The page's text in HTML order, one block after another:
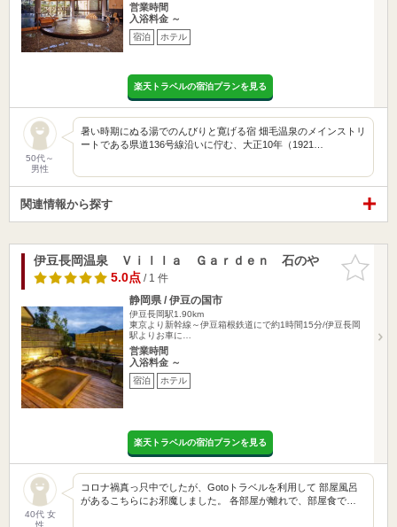
営業時間
入浴料金 ～
宿泊 ホテル
楽天トラベルの宿泊プランを見る
50代～
男性
暑い時期にぬる湯でのんびりと寛げる宿 畑毛温泉のメインストリ
ートである県道136号線沿いに佇む、大正10年（1921…
関連情報から探す
お気に入
りに追加
伊豆長岡温泉 Ｖｉｌｌａ Ｇａｒｄｅｎ 石のや
5.0点/ 1 件
静岡県 / 伊豆の国市
伊豆長岡駅1.90km
東京より新幹線～伊豆箱根鉄道にで約1時間15分/伊豆長岡
駅よりお車に…
営業時間
入浴料金 ～
宿泊 ホテル
楽天トラベルの宿泊プランを見る
40代 女
性
コロナ禍真っ只中でしたが、Gotoトラベルを利用して 部屋風呂
があるこちらにお邪魔しました。 各部屋が離れで、部屋食で…